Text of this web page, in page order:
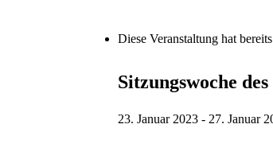
Diese Veranstaltung hat
Sitzungswoche
23. Januar 2023 - 27. Januar